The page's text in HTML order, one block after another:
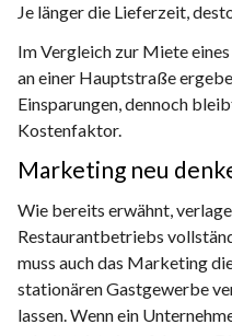
Je länger die Lieferzeit,
Im Vergleich zur Miete
an einer Hauptstraße
Einsparungen, dennoch
Kostenfaktor.
Marketing neu
Wie bereits erwähnt,
Restaurantbetriebs
muss auch das Marketing
stationären Gastgewerbe
lassen. Wenn ein